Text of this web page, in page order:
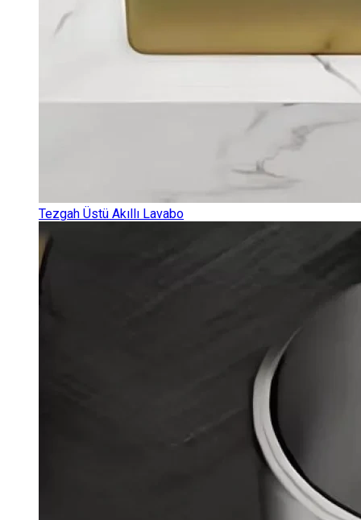
Tezgah Üstü Akıllı Lavabo